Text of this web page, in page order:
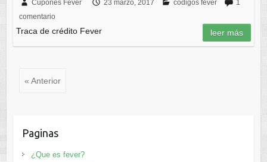
Cupones Fever 23 marzo, 2017 codigos fever
1
comentario
Traca de crédito Fever leer más
« Anterior
Paginas
¿Que es fever?